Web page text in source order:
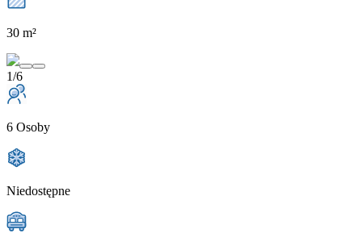
30 m²
1/6
6 Osoby
Niedostępne